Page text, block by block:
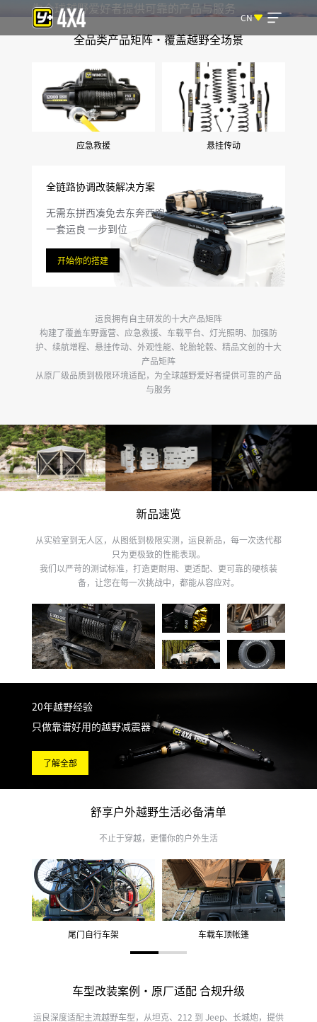
CN
为全球越野爱好者提供可靠的产品与服务
全品类产品矩阵・覆盖越野全场景
应急救援 悬挂传动
全链路协调改装解决方案
无需东拼西凑免去东奔西跑
一套运良 一步到位
开始你的搭建
运良拥有自主研发的十大产品矩阵
构建了覆盖车野露营、应急救援、车载平台、灯光照明、加强防
护、续航增程、悬挂传动、外观性能、轮胎轮毂、精品文创的十大
产品矩阵
从原厂级品质到极限环境适配，为全球越野爱好者提供可靠的产品
与服务
新品速览
从实验室到无人区，从图纸到极限实测，运良新品，每一次迭代都
只为更极致的性能表现。
我们以严苛的测试标准，打造更耐用、更适配、更可靠的硬核装
备，让您在每一次挑战中，都能从容应对。
20年越野经验
只做靠谱好用的越野减震器
了解全部
舒享户外越野生活必备清单
不止于穿越，更懂你的户外生活
尾门自行车架 车载车顶帐篷
车型改装案例・原厂适配 合规升级
运良深度适配主流越野车型，从坦克、212 到 Jeep、长城炮，提供